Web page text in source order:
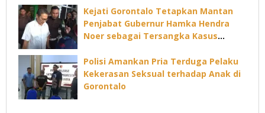
Kejati Gorontalo Tetapkan Mantan
Penjabat Gubernur Hamka Hendra
Noer sebagai Tersangka Kasus
Polisi Amankan Pria Terduga Pelaku
Kekerasan Seksual terhadap Anak di
Gorontalo